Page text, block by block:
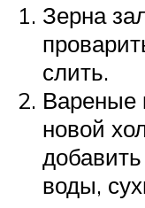
Зерна
слить.
Вареные
новой
воды,